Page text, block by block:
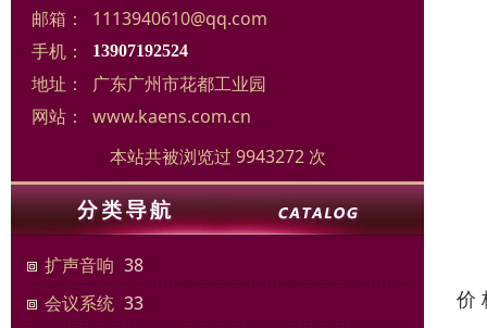
邮箱：
1113940610@qq.com
手机：
13907192524
地址：
广东广州市花都工业园
网站：
www.kaens.com.cn
本站共被浏览过 9943272 次
扩声音响 38
会议系统 33
价